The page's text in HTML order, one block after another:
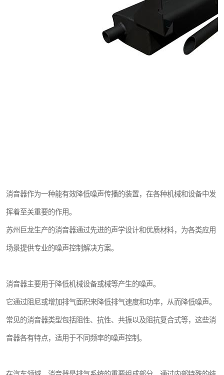
消音器作为一种能有效降低噪声传播的装置，在各种机械和设备中发
挥着至关重要的作用。
苏州巨龙生产的消音器通过先进的声学设计和优质材料，为各类应用
场景提供专业的噪声控制解决方案。
消音器主要用于降低机械设备或械等产生的噪声。
它通过阻尼或增加排气面积来降低排气速度和功率，从而降低噪声。
常见的消音器类型包括阻性、抗性、共振以及阻抗复合式等，这些消
音器各有特点，适用于不同频率的噪声控制。